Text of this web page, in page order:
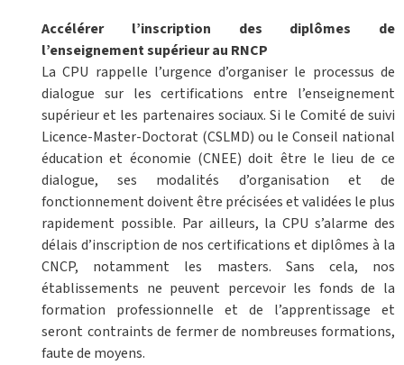
Accélérer l’inscription des diplômes de
l’enseignement supérieur au RNCP
La CPU rappelle l’urgence d’organiser le processus de
dialogue sur les certifications entre l’enseignement
supérieur et les partenaires sociaux. Si le Comité de suivi
Licence-Master-Doctorat (CSLMD) ou le Conseil national
éducation et économie (CNEE) doit être le lieu de ce
dialogue, ses modalités d’organisation et de
fonctionnement doivent être précisées et validées le plus
rapidement possible. Par ailleurs, la CPU s’alarme des
délais d’inscription de nos certifications et diplômes à la
CNCP, notamment les masters. Sans cela, nos
établissements ne peuvent percevoir les fonds de la
formation professionnelle et de l’apprentissage et
seront contraints de fermer de nombreuses formations,
faute de moyens.